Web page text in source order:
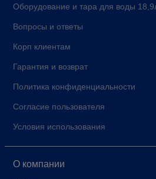
Оборудование и тара для воды
Вопросы и ответы
Корп клиентам
Гарантия и возврат
Политика конфиденциальности
Согласие пользователя
Условия использования
О компании